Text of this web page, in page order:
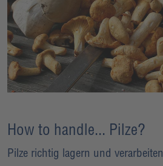
How to handle... Pilze?
Pilze richtig lagern und verarbeiten